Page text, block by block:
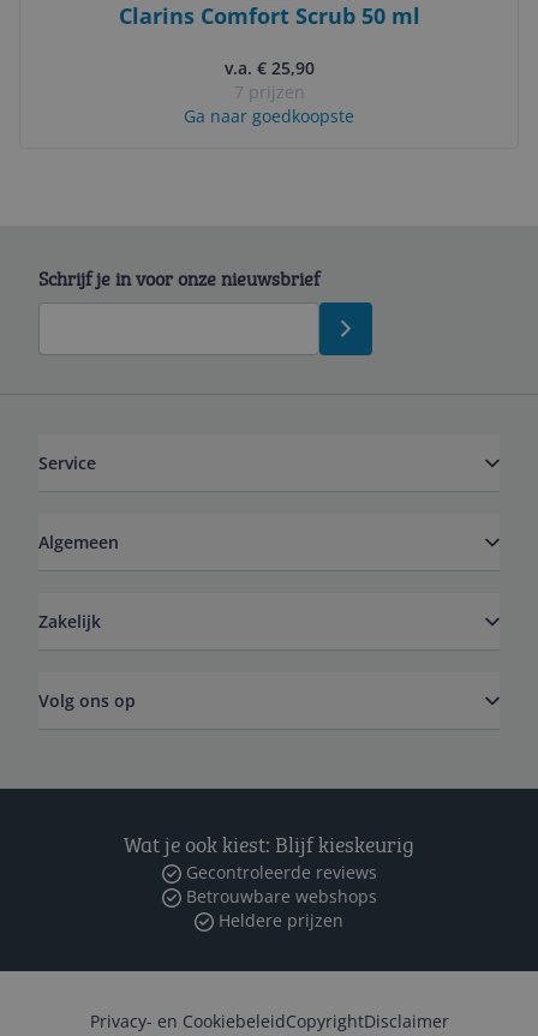
Clarins Comfort Scrub 50 ml
v.a. € 25,90
7 prijzen
Ga naar goedkoopste
Schrijf je in voor onze nieuwsbrief
Service
Algemeen
Zakelijk
Volg ons op
Wat je ook kiest: Blijf kieskeurig
Gecontroleerde reviews
Betrouwbare webshops
Heldere prijzen
Privacy- en CookiebeleidCopyrightDisclaimer